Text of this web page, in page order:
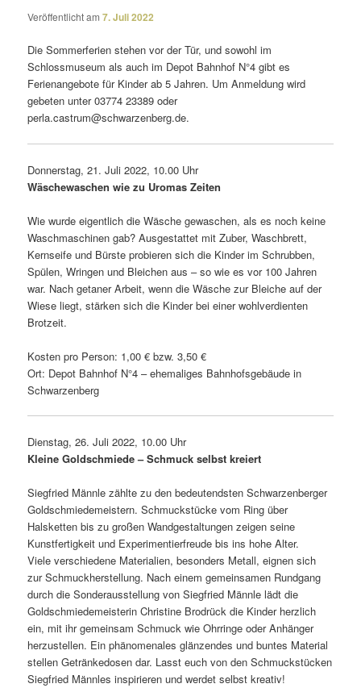
Veröffentlicht am7. Juli 2022
Die Sommerferien stehen vor der Tür, und sowohl im
Schlossmuseum als auch im Depot Bahnhof N°4 gibt es
Ferienangebote für Kinder ab 5 Jahren. Um Anmeldung wird
gebeten unter 03774 23389 oder
perla.castrum@schwarzenberg.de.
Donnerstag, 21. Juli 2022, 10.00 Uhr
Wäschewaschen wie zu Uromas Zeiten
Wie wurde eigent­lich die Wäsche gewa­schen, als es noch keine
Waschmaschinen gab? Ausgestattet mit Zuber, Waschbrett,
Kernseife und Bürste probieren sich die Kinder im Schrubben,
Spülen, Wringen und Bleichen aus – so wie es vor 100 Jahren
war. Nach getaner Arbeit, wenn die Wäsche zur Bleiche auf der
Wiese liegt, stärken sich die Kinder bei einer wohl­ver­dienten
Brotzeit.
Kosten pro Person: 1,00 € bzw. 3,50 €
Ort: Depot Bahnhof N°4 – ehema­liges Bahnhofsgebäude in
Schwarzenberg
Dienstag, 26. Juli 2022, 10.00 Uhr
Kleine Goldschmiede – Schmuck selbst kreiert
Siegfried Männle zählte zu den bedeu­tendsten Schwarzenberger
Goldschmiedemeistern. Schmuckstücke vom Ring über
Halsketten bis zu großen Wandgestaltungen zeigen seine
Kunstfertigkeit und Experimentierfreude bis ins hohe Alter.
Viele verschie­dene Materialien, beson­ders Metall, eignen sich
zur Schmuckherstellung. Nach einem gemein­samen Rundgang
durch die Sonderausstellung von Siegfried Männle lädt die
Goldschmiedemeisterin Christine Brodrück die Kinder herz­lich
ein, mit ihr gemeinsam Schmuck wie Ohrringe oder Anhänger
herzu­stellen. Ein phäno­me­nales glän­zendes und buntes Material
stellen Getränkedosen dar. Lasst euch von den Schmuckstücken
Siegfried Männles inspi­rieren und werdet selbst kreativ!